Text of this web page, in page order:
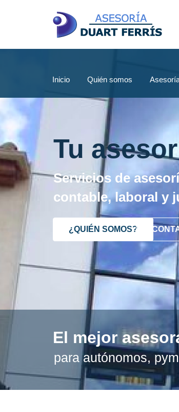
Inicio Quién somos
Tu
Servicios de
contable, laboral y
¿QUIÉN SOMOS?
El mejor
para autónomos,